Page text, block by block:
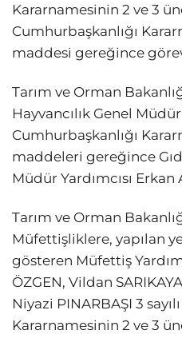
Kararnamesinin 2 ve 3
Cumhurbaşkanlığı
maddesi gereğince
Tarım ve Orman
Hayvancılık Genel Müdür
Cumhurbaşkanlığı
maddeleri gereğince
Müdür Yardımcısı Erkan
Tarım ve Orman
Müfettişliklere, yapılan
gösteren Müfettiş
ÖZGEN, Vildan
Niyazi PINARBAŞI 3
Kararnamesinin 2 ve 3